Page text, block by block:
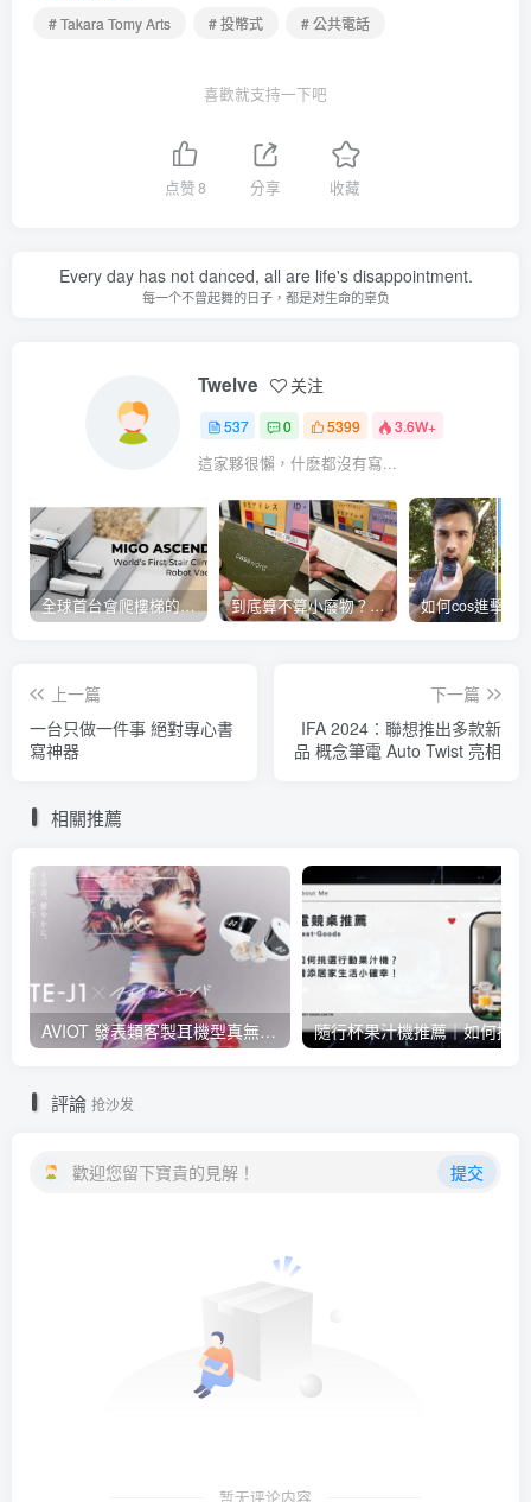
# Takara Tomy Arts
# 投幣式 # 公共電話
喜歡就支持一下吧
点赞8 分享 收藏
Every day has not danced, all are life's disappointment.
每一个不曾起舞的日子，都是对生命的辜负
Twelve 关注
537 0 5399 3.6W+
這家夥很懶，什麽都沒有寫...
全球首台會爬樓梯的掃地機器人 到底算不算小廢物？密碼管理小本本開賣
上一篇
一台只做一件事 絕對專心書
寫神器
下一篇
IFA 2024：聯想推出多款新
品 概念筆電 Auto Twist 亮相
相關推薦
AVIOT 發表類客製耳機型真無線耳機 TE-J1 ，具 Hi-Res 認證、與 BiSH 成員 AiNA THE END 合作開發
評論 抢沙发
歡迎您留下寶貴的見解！ 提交
暂无评论内容